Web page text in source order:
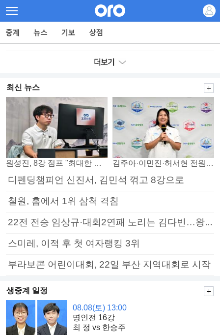
최신 뉴스
원성진, 8강 점프 "최대한 승자조에서 버티겠다" 김주아·이민진·허서현 전원 승리… 평택, 부안 꺾고 5연승
디펜딩챔피언 신진서, 김민석 꺾고 8강으로
철원, 홈에서 1위 삼척 격침
22전 전승 임상규·대회2연패 노리는 김다빈…왕중왕전 16강 7일부터
스미레, 이적 후 첫 여자랭킹 3위
부라보콘 어린이대회, 22일 부산 지역대회로 시작
생중계 일정
08.08(토) 13:00
명인전 16강
최 정 vs 한승주